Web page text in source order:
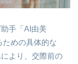
手「AI由美
ための具体的な
より、交際前の